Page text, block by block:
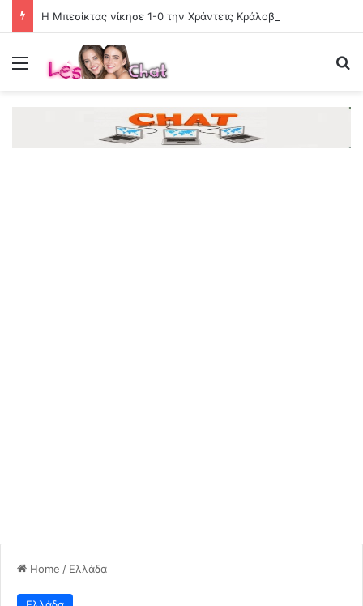
Menu
Home / Ελλάδα